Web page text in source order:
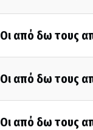
Οι από δω τους
Οι από δω τους
Οι από δω τους